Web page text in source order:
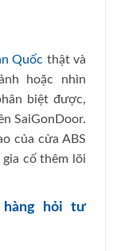
Quốc thật và
hoặc nhìn
biệt được,
SaiGonDoor.
của cửa ABS
cố thêm lõi
hỏi tư